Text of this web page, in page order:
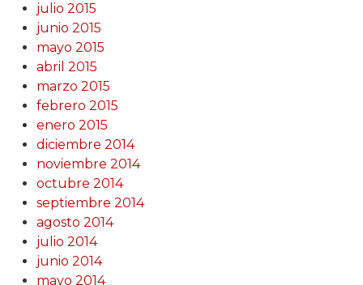
julio 2015
junio 2015
mayo 2015
abril 2015
marzo 2015
febrero 2015
enero 2015
diciembre 2014
noviembre 2014
octubre 2014
septiembre 2014
agosto 2014
julio 2014
junio 2014
mayo 2014